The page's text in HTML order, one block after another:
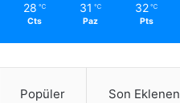
28 ℃
Cts
31 ℃
Paz
32 ℃
Pts
Popüler Son Eklenen